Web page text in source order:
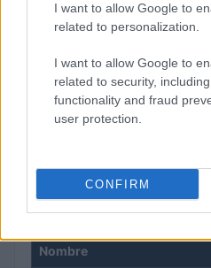
I want to allow Google to
related to personalization.
I want to allow Google to
related to security,
functionality and fraud
user protection.
CONFIRM
El petróleo Brent cae un 8.46%
Nombre